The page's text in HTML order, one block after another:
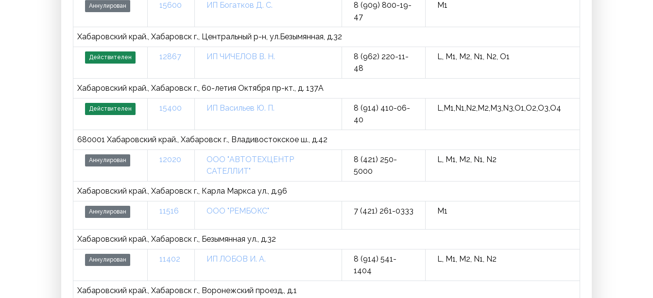
Аннулирован 15600 ИП Богатков Д. С.
8 (909) 800-19-
47
M1
Хабаровский край., Хабаровск г., Центральный р-н, ул.Безымянная, д.32
Действителен 12867 ИП ЧИЧЕЛОВ В. Н.
8 (962) 220-11-
48
L, M1, M2, N1, N2, O1
Хабаровский край., Хабаровск г., 60-летия Октября пр-кт., д. 137А
Действителен 15400 ИП Васильев Ю. П.
8 (914) 410-06-
40
L,M1,N1,N2,M2,M3,N3,O1,O2,O3,O4
680001 Хабаровский край., Хабаровск г., Владивостокское ш., д.42
Аннулирован 12020
ООО "АВТОТЕХЦЕНТР
САТЕЛЛИТ"
8 (421) 250-
5000
L, M1, M2, N1, N2
Хабаровский край., Хабаровск г., Карла Маркса ул., д.96
Аннулирован 11516 ООО "РЕМБОКС" 7 (421) 261-0333 M1
Хабаровский край., Хабаровск г., Безымянная ул., д.32
Аннулирован 11402 ИП ЛОБОВ И. А.
8 (914) 541-
1404
L, M1, M2, N1, N2
Хабаровский край., Хабаровск г., Воронежский проезд., д.1